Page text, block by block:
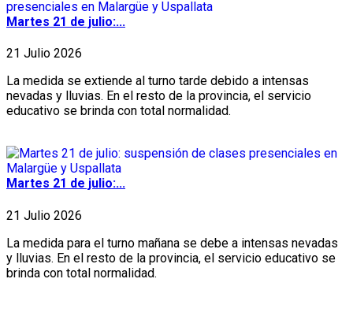
Martes 21 de julio:...
21 Julio 2026
La medida se extiende al turno tarde debido a intensas
nevadas y lluvias. En el resto de la provincia, el servicio
educativo se brinda con total normalidad.
Martes 21 de julio:...
21 Julio 2026
La medida para el turno mañana se debe a intensas nevadas
y lluvias. En el resto de la provincia, el servicio educativo se
brinda con total normalidad.